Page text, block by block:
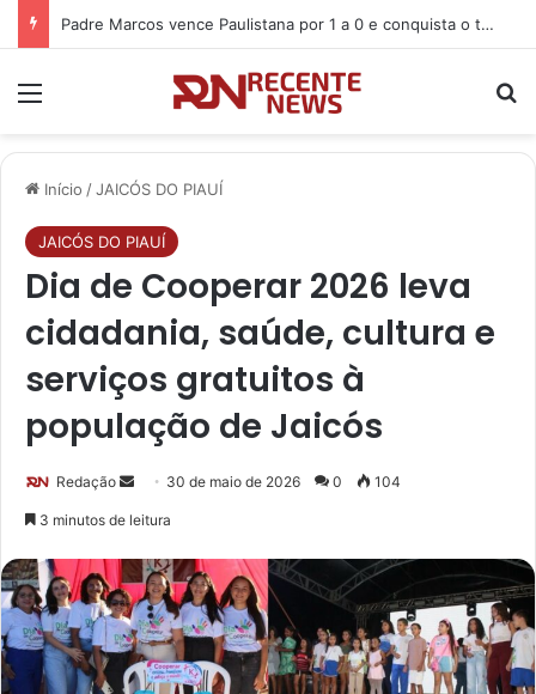
O líder político e empresário João Batista o Profeta, participa de Cavalgada ao lado de Georgiano Neto e autoridades em Betânia do Piauí
Início /JAICÓS DO PIAUÍ
JAICÓS DO PIAUÍ
Dia de Cooperar 2026 leva
cidadania, saúde, cultura e
serviços gratuitos à
população de Jaicós
Redação
a
e
u
m
e
30 de maio de 2026 0 104
3 minutos de leitura